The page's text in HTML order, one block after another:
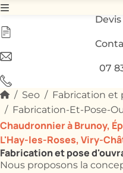
07
Seo
Fabrication et
Fabrication-Et-Pose-
Fabrication et pose
Chaudronnier à Brunoy,
L'Hay-les-Roses, Viry-
Nous proposons la